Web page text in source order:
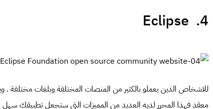
4. Eclipse
للاشخاص الذين يعملو بالكثير من المنصات المختلفة وبلغات
معقد فهذا المحرر لديه العديد من المميزات التي ستجعل تطبيقك سهل